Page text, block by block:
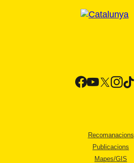
Recomanacions
Publicacions
Mapes/GIS